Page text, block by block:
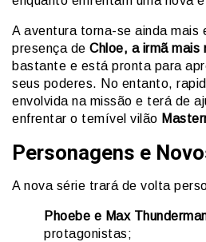
A aventura torna-se ainda mais
presença de Chloe, a irmã mais
bastante e está pronta para
seus poderes. No entanto,
envolvida na missão e terá de
enfrentar o temível vilão
Personagens e
A nova série trará de volta
Phoebe e Max
protagonistas;